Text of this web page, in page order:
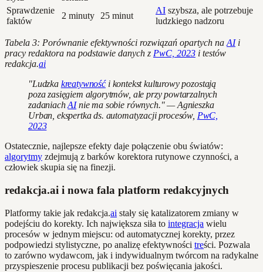
Sprawdzenie
faktów
2 minuty 25 minut
AI szybsza, ale potrzebuje
ludzkiego nadzoru
Tabela 3: Porównanie efektywności rozwiązań opartych na AIi
pracy redaktora na podstawie danych z PwC, 2023 i testów
redakcja.ai
"Ludzka kreatywnośći kontekst kulturowy pozostają
poza zasięgiem algorytmów, ale przy powtarzalnych
zadaniachAInie ma sobie równych." — Agnieszka
Urban, ekspertka ds. automatyzacji procesów, PwC,
2023
Ostatecznie, najlepsze efekty daje połączenie obu światów:
algorytmy zdejmują z barków korektora rutynowe czynności, a
człowiek skupia się na finezji.
redakcja.ai i nowa fala platform redakcyjnych
Platformy takie jak redakcja.ai stały się katalizatorem zmiany w
podejściu do korekty. Ich największa siła to integracja wielu
procesów w jednym miejscu: od automatycznej korekty, przez
podpowiedzi stylistyczne, po analizę efektywności treści. Pozwala
to zarówno wydawcom, jak i indywidualnym twórcom na radykalne
przyspieszenie procesu publikacji bez poświęcania jakości.